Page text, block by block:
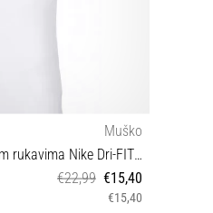
Muško
Dres (majica) s kratkim rukavima Nike Dri-FIT Park VII
€22,99 €15,40
€15,40